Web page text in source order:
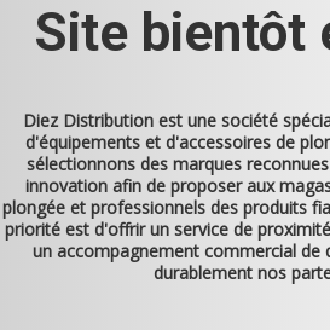
Site bientôt
Diez Distributionest une société
d'équipements et d'accessoires de
sélectionnons des marques
innovation afin de proposer aux
plongée et professionnels des produits
priorité est d'offrir un service de
un accompagnement commercial de
durablement nos